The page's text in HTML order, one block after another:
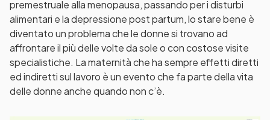
premestruale alla menopausa, passando per i disturbi
alimentari e la depressione post partum, lo stare bene è
diventato un problema che le donne si trovano ad
affrontare il più delle volte da sole o con costose visite
specialistiche. La maternità che ha sempre effetti diretti
ed indiretti sul lavoro è un evento che fa parte della vita
delle donne anche quando non c’è.